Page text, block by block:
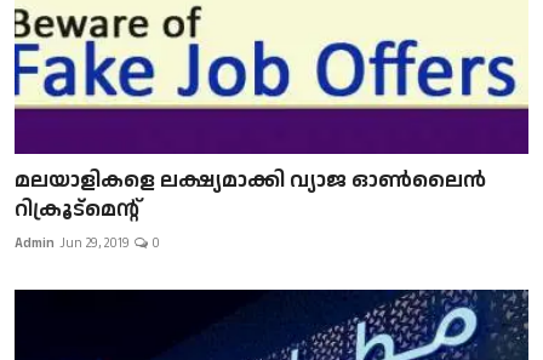
മലയാളികളെ ലക്ഷ്യമാക്കി വ്യാജ ഓൺലൈൻ
റിക്രൂട്മെന്റ്
Admin Jun 29, 2019 0